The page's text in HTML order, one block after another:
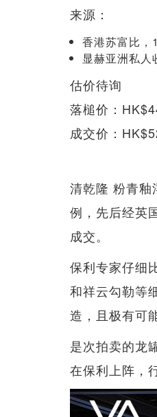
来源：
香港苏富比
显赫亚洲私人
估价待询
落槌价：
成交价：
清乾隆 粉青釉
例，先后经英
成交。
保利专家仔细
和祥云勾勒等
造，且极有可
是次拍卖的龙
在保利上阵，